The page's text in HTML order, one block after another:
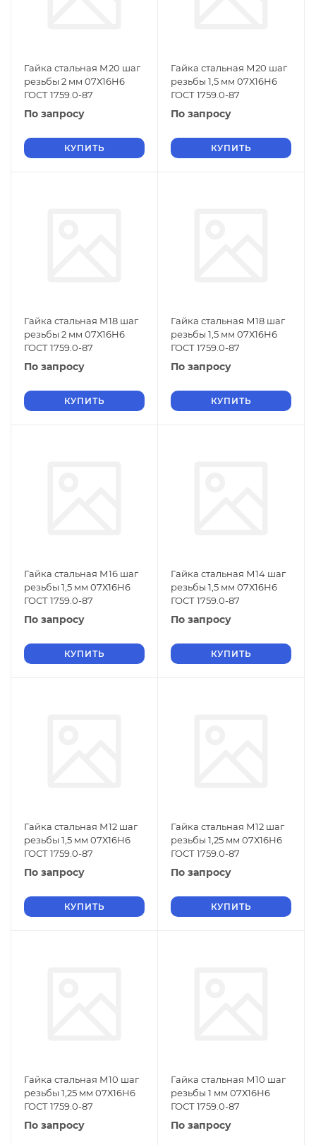
Гайка стальная М20 шаг
резьбы 2 мм 07Х16Н6
ГОСТ 1759.0-87
По запросу
КУПИТЬ
Гайка стальная М20 шаг
резьбы 1,5 мм 07Х16Н6
ГОСТ 1759.0-87
По запросу
КУПИТЬ
Гайка стальная М18 шаг
резьбы 2 мм 07Х16Н6
ГОСТ 1759.0-87
По запросу
КУПИТЬ
Гайка стальная М18 шаг
резьбы 1,5 мм 07Х16Н6
ГОСТ 1759.0-87
По запросу
КУПИТЬ
Гайка стальная М16 шаг
резьбы 1,5 мм 07Х16Н6
ГОСТ 1759.0-87
По запросу
КУПИТЬ
Гайка стальная М14 шаг
резьбы 1,5 мм 07Х16Н6
ГОСТ 1759.0-87
По запросу
КУПИТЬ
Гайка стальная М12 шаг
резьбы 1,5 мм 07Х16Н6
ГОСТ 1759.0-87
По запросу
КУПИТЬ
Гайка стальная М12 шаг
резьбы 1,25 мм 07Х16Н6
ГОСТ 1759.0-87
По запросу
КУПИТЬ
Гайка стальная М10 шаг
резьбы 1,25 мм 07Х16Н6
ГОСТ 1759.0-87
По запросу
Гайка стальная М10 шаг
резьбы 1 мм 07Х16Н6
ГОСТ 1759.0-87
По запросу